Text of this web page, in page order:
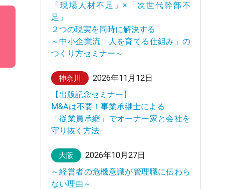
「現場人材不足」×「次世代幹部不
足」
２つの現実を同時に解決する
～中小企業流「人を育てる仕組み」の
つくり方セミナー～
神奈川
2026年11月12日
【出版記念セミナー】
M&Aは不要！事業承継士による
「従業員承継」でオーナー家と会社を
守り抜く方法
大阪
2026年10月27日
～経営者の危機意識が管理職に伝わら
ない理由～